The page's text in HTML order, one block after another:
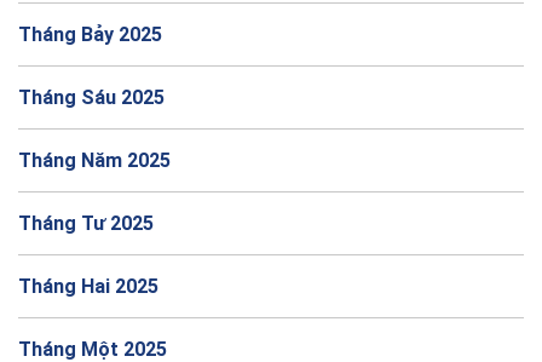
Tháng Bảy 2025
Tháng Sáu 2025
Tháng Năm 2025
Tháng Tư 2025
Tháng Hai 2025
Tháng Một 2025